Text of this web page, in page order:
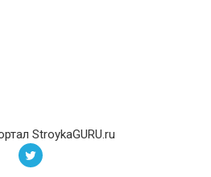
StroykaGURU.ru